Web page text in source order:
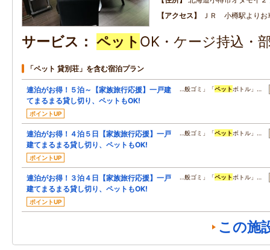
アクセス
ＪＲ 小樽駅よりお
サービス ペット OK・ケージ持込・
「ペット 貸別荘」を含む宿泊プラン
連泊がお得！５泊～【家族旅行応援】一戸建
てまるまる貸し切り、ペットもOK!
ポイントUP
…般ゴミ」「ペット ボトル」…
連泊がお得！４泊５日【家族旅行応援】一戸
建てまるまる貸し切り、ペットもOK!
ポイントUP
…般ゴミ」「ペット ボトル」…
連泊がお得！３泊４日【家族旅行応援】一戸
建てまるまる貸し切り、ペットもOK!
ポイントUP
…般ゴミ」「ペット ボトル」…
この施